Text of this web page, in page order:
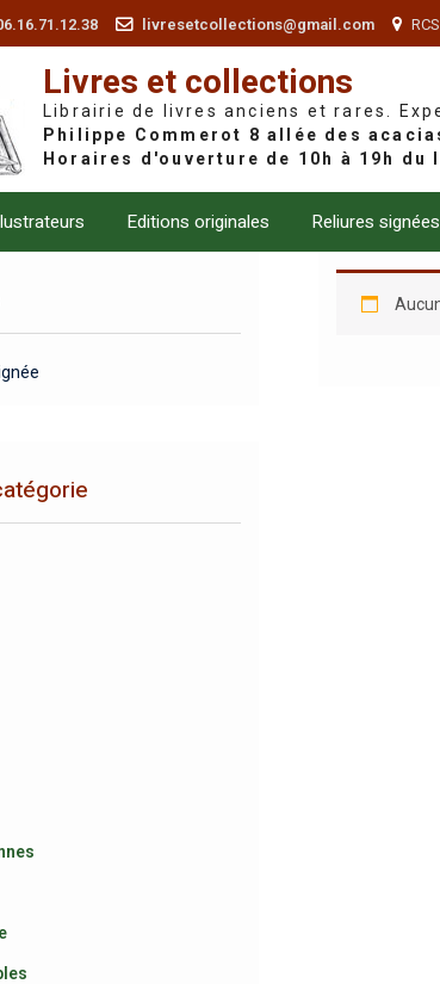
livresetcollections@gmail.com
Livres et collections
Librairie de livres anciens et rares.
Editions originales Reliures signées